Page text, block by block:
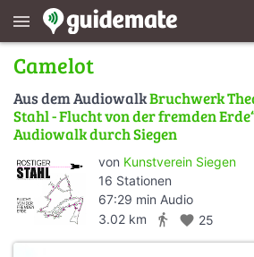
menu
Camelot
Aus dem AudiowalkBruchwerk
Stahl - Flucht von der fremden
Audiowalk durch Siegen
von Kunstverein Siegen
16 Stationen
67:29 min Audio
3.02 km
directions_walk favorite 25